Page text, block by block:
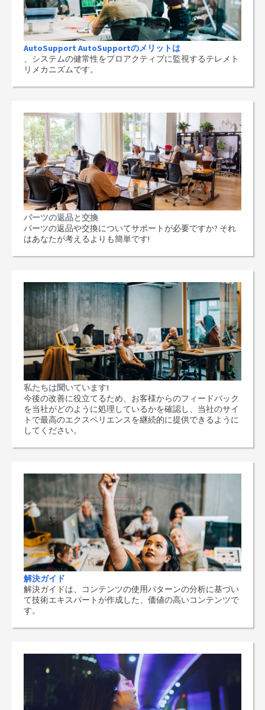
AutoSupport AutoSupportのメリットは
、システムの健常性をプロアクティブに監視するテレメト
リメカニズムです。
パーツの返品と交換
パーツの返品や交換についてサポートが必要ですか? それ
はあなたが考えるよりも簡単です!
私たちは聞いています!
今後の改善に役立てるため、お客様からのフィードバック
を当社がどのように処理しているかを確認し、当社のサイ
トで最高のエクスペリエンスを継続的に提供できるように
してください。
解決ガイド
解決ガイドは、コンテンツの使用パターンの分析に基づい
て技術エキスパートが作成した、価値の高いコンテンツで
す。